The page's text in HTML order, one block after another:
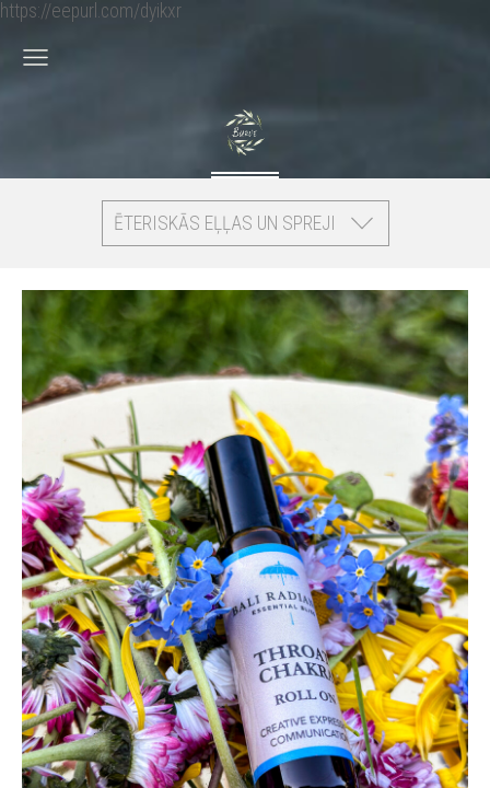
https://eepurl.com/dyikxr
ĒTERISKĀS EĻĻAS UN SPREJI